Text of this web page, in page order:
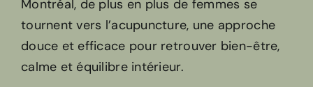
Montréal, de plus en plus de femmes se
tournent vers l’acupuncture, une approche
douce et efficace pour retrouver bien-être,
calme et équilibre intérieur.